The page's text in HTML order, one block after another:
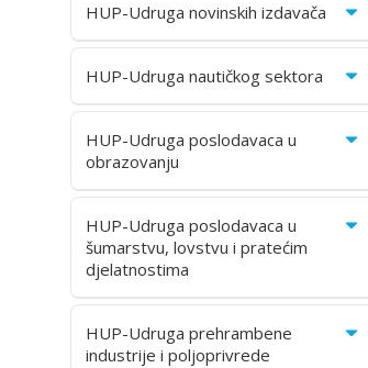
HUP-Udruga novinskih izdavača
HUP-Udruga nautičkog sektora
HUP-Udruga poslodavaca u
obrazovanju
HUP-Udruga poslodavaca u
šumarstvu, lovstvu i pratećim
djelatnostima
HUP-Udruga prehrambene
industrije i poljoprivrede